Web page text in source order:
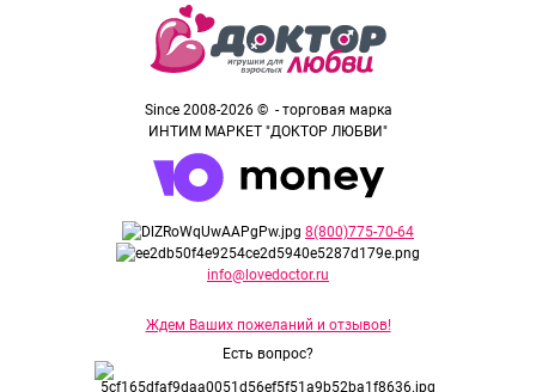
Since 2008-2026 © - торговая марка
ИНТИМ МАРКЕТ "ДОКТОР ЛЮБВИ"
8(800)775-70-64
info@lovedoctor.ru
Ждем Ваших пожеланий и отзывов!
Есть вопрос?